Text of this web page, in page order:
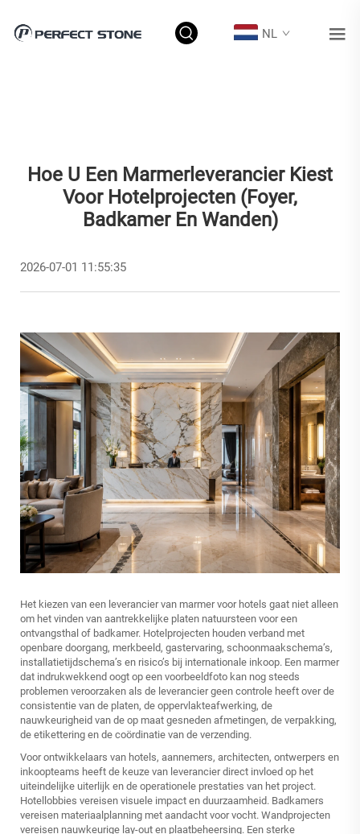
NL
Hoe U Een Marmerleverancier Kiest
Voor Hotelprojecten (foyer,
Badkamer En Wanden)
2026-07-01 11:55:35
Het kiezen van een leverancier van marmer voor hotels gaat niet alleen
om het vinden van aantrekkelijke platen natuursteen voor een
ontvangsthal of badkamer. Hotelprojecten houden verband met
openbare doorgang, merkbeeld, gastervaring, schoonmaakschema’s,
installatietijdschema’s en risico’s bij internationale inkoop. Een marmer
dat indrukwekkend oogt op een voorbeeldfoto kan nog steeds
problemen veroorzaken als de leverancier geen controle heeft over de
consistentie van de platen, de oppervlakteafwerking, de
nauwkeurigheid van de op maat gesneden afmetingen, de verpakking,
de etikettering en de coördinatie van de verzending.
Voor ontwikkelaars van hotels, aannemers, architecten, ontwerpers en
inkoopteams heeft de keuze van leverancier direct invloed op het
uiteindelijke uiterlijk en de operationele prestaties van het project.
Hotellobbies vereisen visuele impact en duurzaamheid. Badkamers
vereisen materiaalplanning met aandacht voor vocht. Wandprojecten
vereisen nauwkeurige lay-out en plaatbeheersing. Een sterke